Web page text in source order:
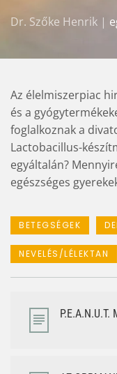
Dr. Szőke Henrik |
Az élelmiszerpiac
és a
foglalkoznak a
Lactobacillus-
egyáltalán?
egészséges
BETEGSÉGEK
NEVELÉS/LÉLEKTAN
P.E.A.N.U.T.